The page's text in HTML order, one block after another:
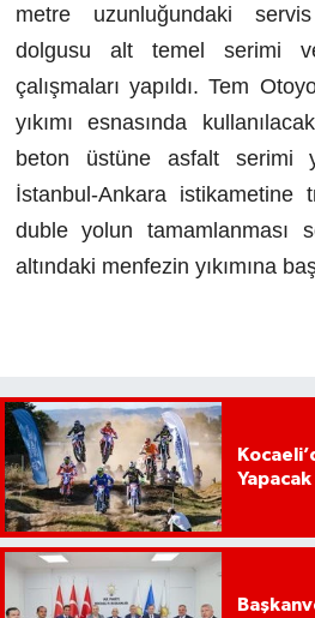
metre uzunluğundaki
dolgusu alt temel serimi
çalışmaları yapıldı. Tem
yıkımı esnasında
beton üstüne asfalt serimi
İstanbul-Ankara istikametine
duble yolun tamamlanması
altındaki menfezin yıkımına
Yapacak